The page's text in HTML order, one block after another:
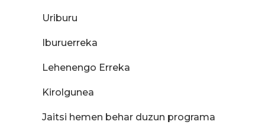
Uriburu
Iburuerreka
Lehenengo Erreka
Kirolgunea
Jaitsi hemen behar duzun programa